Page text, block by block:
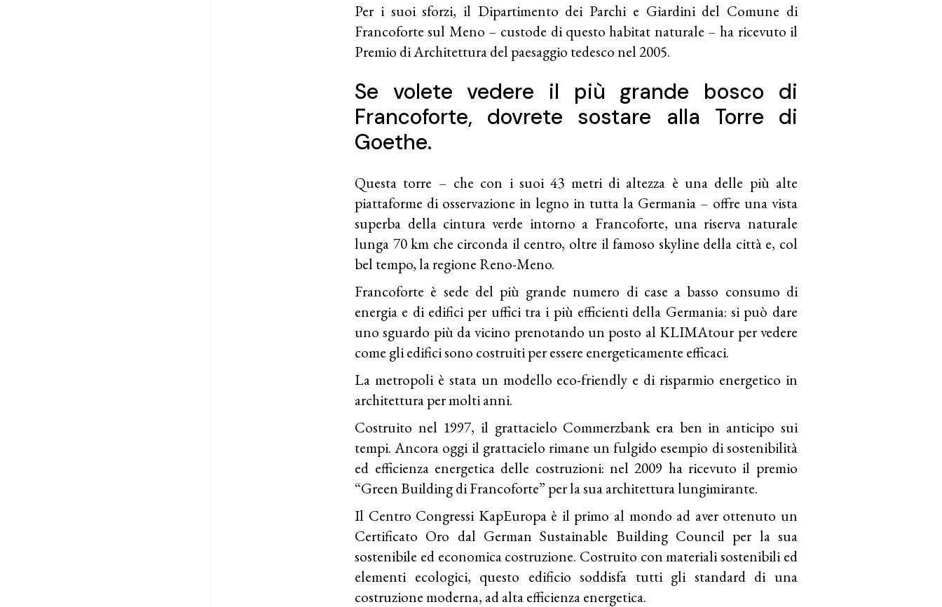
Per i suoi sforzi, il Dipartimento dei Parchi e Giardini del Comune di
Francoforte sul Meno – custode di questo habitat naturale – ha ricevuto il
Premio di Architettura del paesaggio tedesco nel 2005.
Se volete vedere il più grande bosco di
Francoforte, dovrete sostare alla Torre di
Goethe.
Questa torre – che con i suoi 43 metri di altezza è una delle più alte
piattaforme di osservazione in legno in tutta la Germania – offre una vista
superba della cintura verde intorno a Francoforte, una riserva naturale
lunga 70 km che circonda il centro, oltre il famoso skyline della città e, col
bel tempo, la regione Reno-Meno.
Francoforte è sede del più grande numero di case a basso consumo di
energia e di edifici per uffici tra i più efficienti della Germania: si può dare
uno sguardo più da vicino prenotando un posto al KLIMAtour per vedere
come gli edifici sono costruiti per essere energeticamente efficaci.
La metropoli è stata un modello eco-friendly e di risparmio energetico in
architettura per molti anni.
Costruito nel 1997, il grattacielo Commerzbank era ben in anticipo sui
tempi. Ancora oggi il grattacielo rimane un fulgido esempio di sostenibilità
ed efficienza energetica delle costruzioni: nel 2009 ha ricevuto il premio
“Green Building di Francoforte” per la sua architettura lungimirante.
Il Centro Congressi KapEuropa è il primo al mondo ad aver ottenuto un
Certificato Oro dal German Sustainable Building Council per la sua
sostenibile ed economica costruzione. Costruito con materiali sostenibili ed
elementi ecologici, questo edificio soddisfa tutti gli standard di una
costruzione moderna, ad alta efficienza energetica.